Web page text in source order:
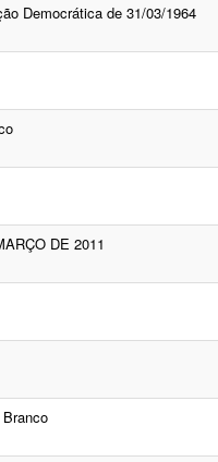
Democrática de 31/03/1964
DE 2011